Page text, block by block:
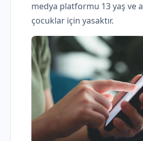
medya platformu 13 yaş ve
çocuklar için yasaktır.